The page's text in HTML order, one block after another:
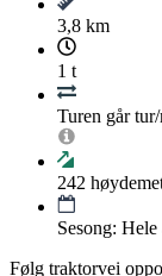
3,8 km
1 t
Turen går
242
Sesong: Hele
Følg traktorvei